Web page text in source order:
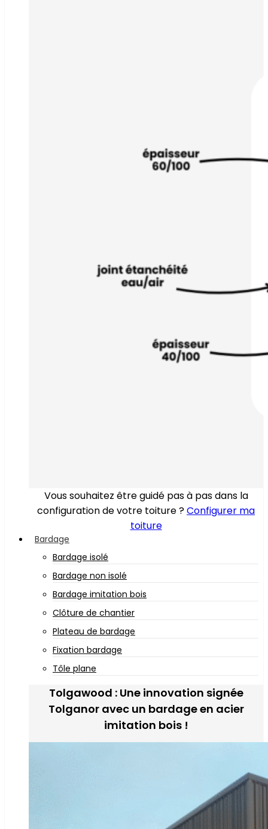
Vous souhaitez être guidé pas à pas dans la
configuration de votre toiture ?Configurer ma
toiture
Bardage
Bardage isolé
Bardage non isolé
Bardage imitation bois
Clôture de chantier
Plateau de bardage
Fixation bardage
Tôle plane
Tolgawood : Une innovation signée
Tolganor avec un bardage en acier
imitation bois !